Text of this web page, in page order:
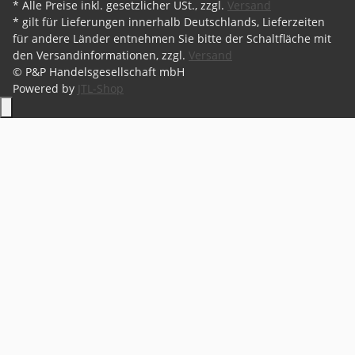
* Alle Preise inkl. gesetzlicher USt., zzgl. Versand
* gilt für Lieferungen innerhalb Deutschlands, Lieferzeiten
für andere Länder entnehmen Sie bitte der Schaltfläche mit
den Versandinformationen, zzgl. Versand
© P&P Handelsgesellschaft mbH
Powered by JTL-Shop